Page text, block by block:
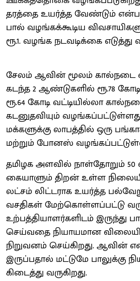
தரத்தை உயர்த்த வேண்டும்
பால் வழங்கக்கூடிய
ரூ.1. வழங்க நடவடிக்கை எடுத்து
சேலம் ஆவின் மூலம் கால்நடை
கடந்த 2 ஆண்டுகளில் ரூ.78
ரூ.64 கோடி வட்டியில்லா
கடனுதவியும்
மக்களுக்கு லாபத்தில் ஒரு
மற்றும் போனஸ்
தமிழக அளவில் நாள்தோறும் 50
கையாளும் திறன் உள்ள
லட்சம் லிட்டராக உயர்த்த
வசதிகள் மேற்கொள்ளப்பட்டு
உற்பத்தியாளர்களிடம் இருந்து
செய்வதை நியாயமான
நிறுவனம் செய்கிறது. ஆவின்
இருப்பதால் மட்டுமே பாலுக்கு
கிடைத்து வருகிறது.